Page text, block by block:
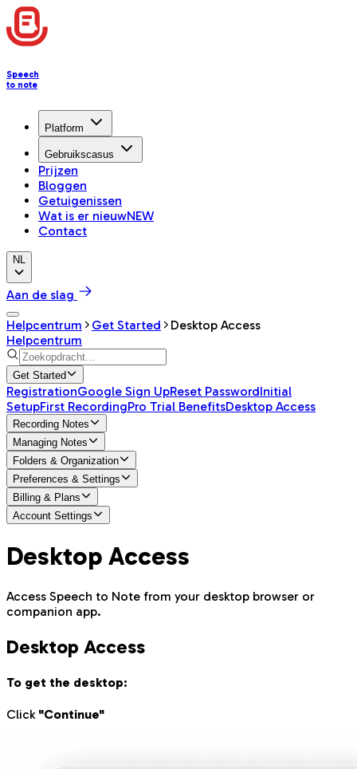
Speech
to note
Platform
Gebruikscasus
Prijzen
Bloggen
Getuigenissen
Wat is er nieuwNEW
Contact
NL
Aan de slag
Helpcentrum
Get Started
Desktop Access
Helpcentrum
Get Started
RegistrationGoogle Sign UpReset PasswordInitial
SetupFirst RecordingPro Trial BenefitsDesktop Access
Recording Notes
Managing Notes
Folders & Organization
Preferences & Settings
Billing & Plans
Account Settings
Desktop Access
Access Speech to Note from your desktop browser or
companion app.
Desktop Access
To get the desktop:
Click "Continue"